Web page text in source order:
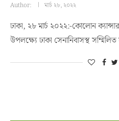
Author: মার্চ ২৮, ২০২২
ঢাকা, ২৮ মার্চ ২০২২:-কোলোন
উপলক্ষ্যে ঢাকা সেনানিবাসস্থ